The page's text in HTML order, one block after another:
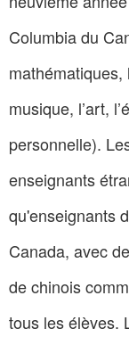
Columbia du
musique, l’art,
personnelle).
enseignants
qu'enseignants
Canada, avec
de chinois
tous les élèves.